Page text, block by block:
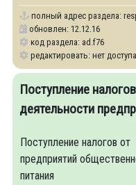
полный адрес раздела:
обновлен: 12.12.16
код раздела: ad.f76
редактировать: нет доступа
Поступление
деятельности
Поступление налогов от
предприятий
питания